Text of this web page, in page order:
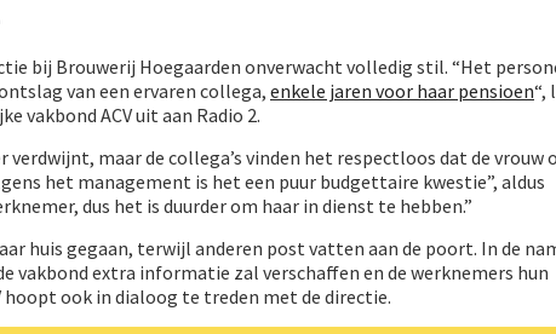
bij Brouwerij Hoegaarden onverwacht volledig stil. “Het
van een ervaren collega, enkele jaren voor haar pensioen“,
vakbond ACV uit aan Radio 2.
verdwijnt, maar de collega’s vinden het respectloos dat de vrouw
het management is het een puur budgettaire kwestie”, aldus
dus het is duurder om haar in dienst te hebben.”
huis gegaan, terwijl anderen post vatten aan de poort. In de
vakbond extra informatie zal verschaffen en de werknemers hun
hoopt ook in dialoog te treden met de directie.